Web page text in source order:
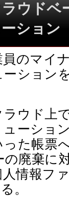
ウドベ
ション
のマイ
ション
ウド上
ーショ
た帳票
廃棄に
情報フ
。